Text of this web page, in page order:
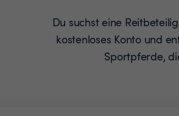
Du suchst eine
kostenloses Konto und
Sportpferde,